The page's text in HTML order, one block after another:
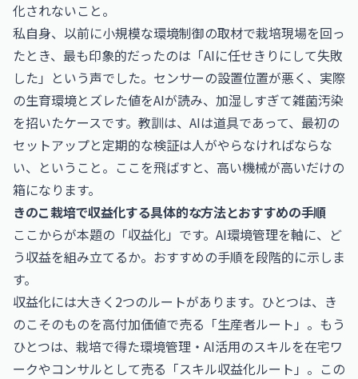
化されないこと。
私自身、以前に小規模な環境制御の取材で栽培現場を回っ
たとき、最も印象的だったのは「AIに任せきりにして失敗
した」という声でした。センサーの設置位置が悪く、実際
の生育環境とズレた値をAIが読み、加湿しすぎて雑菌汚染
を招いたケースです。教訓は、AIは道具であって、最初の
セットアップと定期的な検証は人がやらなければならな
い、ということ。ここを飛ばすと、高い機械が高いだけの
箱になります。
きのこ栽培で収益化する具体的な方法とおすすめの手順
ここからが本題の「収益化」です。AI環境管理を軸に、ど
う収益を組み立てるか。おすすめの手順を段階的に示しま
す。
収益化には大きく2つのルートがあります。ひとつは、き
のこそのものを高付加価値で売る「生産者ルート」。もう
ひとつは、栽培で得た環境管理・AI活用のスキルを在宅ワ
ークやコンサルとして売る「スキル収益化ルート」。この